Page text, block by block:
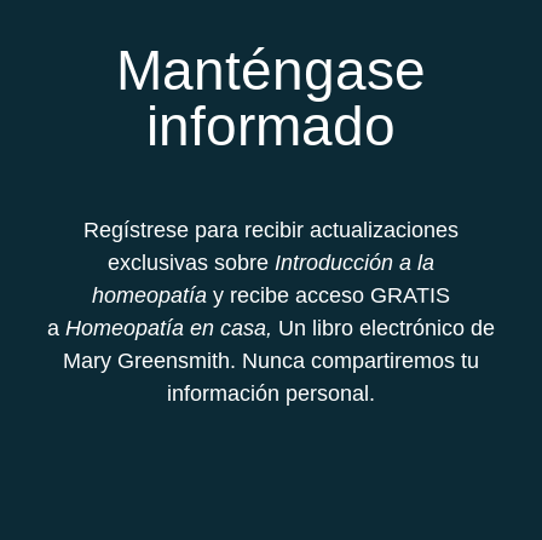
Manténgase
informado
Regístrese para recibir actualizaciones
exclusivas sobre Introducción a la
homeopatía y recibe acceso GRATIS
a Homeopatía en casa, Un libro electrónico de
Mary Greensmith. Nunca compartiremos tu
información personal.